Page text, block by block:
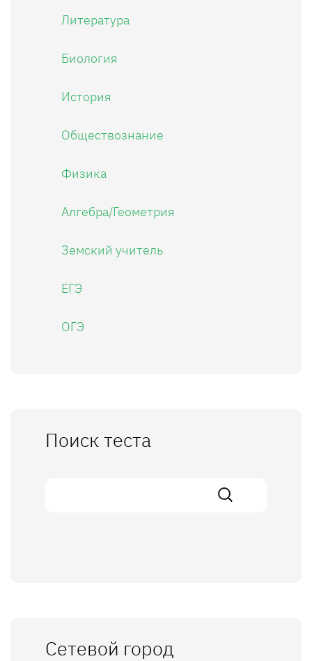
Литература
Биология
История
Обществознание
Физика
Алгебра/Геометрия
Земский учитель
ЕГЭ
ОГЭ
Поиск теста
Сетевой город